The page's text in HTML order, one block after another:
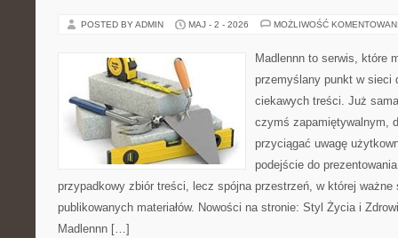
POSTED BY ADMIN MAJ - 2 - 2026 MOŻLIWOŚĆ
Madlennn to serwis, które
przemyślany punkt w sieci
ciekawych treści. Już
czymś zapamiętywalnym,
przyciągać uwagę
podejście do
przypadkowy zbiór treści, lecz spójna przestrzeń, w której
publikowanych materiałów. Nowości na stronie: Styl Życia i
Madlennn […]